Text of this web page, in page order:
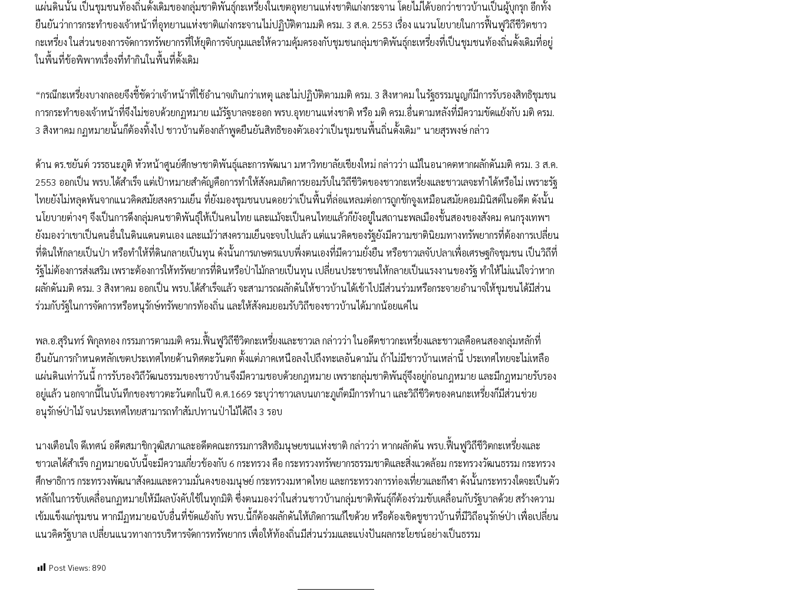
แผ่นดินนั้น เป็นชุมชนท้องถิ่นดั้งเดิมของกลุ่มชาติพันธุ์กะเหรี่ยงในเขตอุทยานแห่งชาติแก่งกระจาน โดยไม่ได้บอกว่าชาวบ้านเป็นผู้บุกรุก อีกทั้ง
ยืนยันว่าการกระทำของเจ้าหน้าที่อุทยานแห่งชาติแก่งกระจานไม่ปฏิบัติตามมติ ครม. 3 ส.ค. 2553 เรื่อง แนวนโยบายในการฟื้นฟูวิถีชีวิตชาว
กะเหรี่ยง ในส่วนของการจัดการทรัพยากรที่ให้ยุติการจับกุมและให้ความคุ้มครองกับชุมชนกลุ่มชาติพันธุ์กะเหรี่ยงที่เป็นชุมชนท้องถิ่นดั้งเดิมที่อยู่
ในพื้นที่ข้อพิพาทเรื่องที่ทำกินในพื้นที่ดั้งเดิม
“กรณีกะเหรี่ยงบางกลอยจึงชี้ชัดว่าเจ้าหน้าที่ใช้อำนาจเกินกว่าเหตุ และไม่ปฏิบัติตามมติ ครม. 3 สิงหาคม ในรัฐธรรมนูญก็มีการรับรองสิทธิชุมชน
การกระทำของเจ้าหน้าที่จึงไม่ชอบด้วยกฏหมาย แม้รัฐบาลจะออก พรบ.อุทยานแห่งชาติ หรือ มติ ครม.อื่นตามหลังที่มีความขัดแย้งกับ มติ ครม.
3 สิงหาคม กฏหมายนั้นก็ต้องทิ้งไป ชาวบ้านต้องกล้าพูดยืนยันสิทธิของตัวเองว่าเป็นชุมชนพื้นถิ่นดั้งเดิม” นายสุรพงษ์ กล่าว
ด้าน ดร.ชยันต์ วรรธนะภูติ หัวหน้าศูนย์ศึกษาชาติพันธุ์และการพัฒนา มหาวิทยาลัยเชียงใหม่ กล่าวว่า แม้ในอนาคตหากผลักดันมติ ครม. 3 ส.ค.
2553 ออกเป็น พรบ.ได้สำเร็จ แต่เป้าหมายสำคัญคือการทำให้สังคมเกิดการยอมรับในวิถีชีวิตของชาวกะเหรี่ยงและชาวเลจะทำได้หรือไม่ เพราะรัฐ
ไทยยังไม่หลุดพ้นจากแนวคิดสมัยสงครามเย็น ที่ยังมองชุมชนบนดอยว่าเป็นพื้นที่ล่อแหลมต่อการถูกชักจูงเหมือนสมัยคอมมินิสต์ในอดีต ดังนั้น
นโยบายต่างๆ จึงเป็นการดึงกลุ่มคนชาติพันธุ์ให้เป็นคนไทย และแม้จะเป็นคนไทยแล้วก็ยังอยู่ในสถานะพลเมืองชั้นสองของสังคม คนกรุงเทพฯ
ยังมองว่าเขาเป็นคนอื่นในดินแดนตนเอง และแม้ว่าสงครามเย็นจะจบไปแล้ว แต่แนวคิดของรัฐยังมีความชาตินิยมทางทรัพยากรที่ต้องการเปลี่ยน
ที่ดินให้กลายเป็นป่า หรือทำให้ที่ดินกลายเป็นทุน ดังนั้นการเกษตรแบบพึ่งตนเองที่มีความยั่งยืน หรือชาวเลจับปลาเพื่อเศรษฐกิจชุมชน เป็นวิถีที่
รัฐไม่ต้องการส่งเสริม เพราะต้องการให้ทรัพยากรที่ดินหรือป่าไม้กลายเป็นทุน เปลี่ยนประชาชนให้กลายเป็นแรงงานของรัฐ ทำให้ไม่แน่ใจว่าหาก
ผลักดันมติ ครม. 3 สิงหาคม ออกเป็น พรบ.ได้สำเร็จแล้ว จะสามารถผลักดันให้ชาวบ้านได้เข้าไปมีส่วนร่วมหรือกระจายอำนาจให้ชุมชนได้มีส่วน
ร่วมกับรัฐในการจัดการหรือหนุรักษ์ทรัพยากรท้องถิ่น และให้สังคมยอมรับวิถีของชาวบ้านได้มากน้อยแค่ไน
พล.อ.สุรินทร์ พิกุลทอง กรรมการตามมติ ครม.ฟื้นฟูวิถีชีวิตกะเหรี่ยงและชาวเล กล่าวว่า ในอดีตชาวกะเหรี่ยงและชาวเลคือคนสองกลุ่มหลักที่
ยืนยันการกำหนดหลักเขตประเทศไทยด้านทิศตะวันตก ตั้งแต่ภาคเหนือลงไปถึงทะเลอันดามัน ถ้าไม่มีชาวบ้านเหล่านี้ ประเทศไทยจะไม่เหลือ
แผ่นดินเท่าวันนี้ การรับรองวิถีวัฒนธรรมของชาวบ้านจึงมีความชอบด้วยกฎหมาย เพราะกลุ่มชาติพันธุ์จึงอยู่ก่อนกฎหมาย และมีกฎหมายรับรอง
อยู่แล้ว นอกจากนี้ในบันทึกของชาวตะวันตกในปี ค.ศ.1669 ระบุว่าชาวเลบนเกาะภูเก็ตมีการทำนา และวิถีชีวิตของคนกะเหรี่ยงก็มีส่วนช่วย
อนุรักษ์ป่าไม้ จนประเทศไทยสามารถทำสัมปทานป่าไม้ได้ถึง 3 รอบ
นางเตือนใจ ดีเทศน์ อดีตสมาชิกวุฒิสภาและอดีตคณะกรรมการสิทธิมนุษยชนแห่งชาติ กล่าวว่า หากผลักดัน พรบ.ฟื้นฟูวิถีชีวิตกะเหรี่ยงและ
ชาวเลได้สำเร็จ กฏหมายฉบับนี้จะมีความเกี่ยวข้องกับ 6 กระทรวง คือ กระทรวงทรัพยากรธรรมชาติและสิ่งแวดล้อม กระทรวงวัฒนธรรม กระทรวง
ศึกษาธิการ กระทรวงพัฒนาสังคมและความมั่นคงของมนุษย์ กระทรวงมหาดไทย และกระทรวงการท่องเที่ยวและกีฬา ดังนั้นกระทรวงใดจะเป็นตัว
หลักในการขับเคลื่อนกฏหมายให้มีผลบังคับใช้ในทุกมิติ ซึ่งตนมองว่าในส่วนชาวบ้านกลุ่มชาติพันธุ์ก็ต้องร่วมขับเคลื่อนกับรัฐบาลด้วย สร้างความ
เข้มแข็งแก่ชุมชน หากมีฏหมายฉบับอื่นที่ขัดแย้งกับ พรบ.นี้ก็ต้องผลักดันให้เกิดการแก้ไขด้วย หรือต้องเชิดชูชาวบ้านที่มีวิถีอนุรักษ์ป่า เพื่อเปลี่ยน
แนวคิดรัฐบาล เปลี่ยนแนวทางการบริหารจัดการทรัพยากร เพื่อให้ท้องถิ่นมีส่วนร่วมและแบ่งปันผลกระโยชน์อย่างเป็นธรรม
Post Views: 890